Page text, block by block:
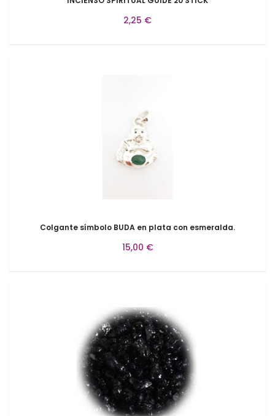
2,25 €
Colgante símbolo BUDA en plata con esmeralda.
15,00 €